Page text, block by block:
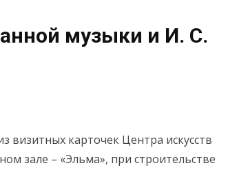
музыки и И. С.
визитных карточек Центра искусств
зале – «Эльма», при строительстве